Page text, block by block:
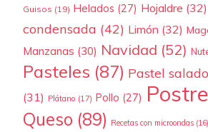
Guisos (19) Helados (27) Hojaldre (32)
condensada (42) Limón (32)
Manzanas (30) Navidad (52)
Pasteles (87) Pastel salado
(31) Plátano (17) Pollo (27)
Queso (89) Recetas con microondas (16)